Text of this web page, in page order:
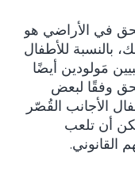
في الأراضي هو
بالنسبة للأطفال
مَولودين أيضًا
وفقًا لبعض
الأجانب القُصّر
أن تلعب
القانوني.